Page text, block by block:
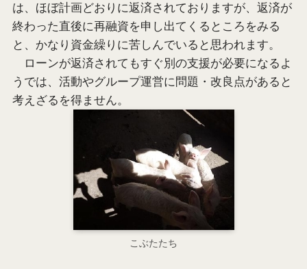
は、ほぼ計画どおりに返済されておりますが、返済が
終わった直後に再融資を申し出てくるところをみる
と、かなり資金繰りに苦しんでいると思われます。
ローンが返済されてもすぐ別の支援が必要になるよ
うでは、活動やグループ運営に問題・改良点があると
考えざるを得ません。
こぶたたち